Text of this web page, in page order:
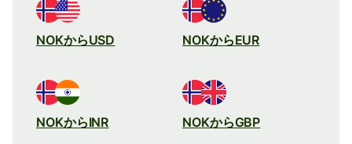
NOKからUSD NOKからEUR
NOKからINR NOKからGBP